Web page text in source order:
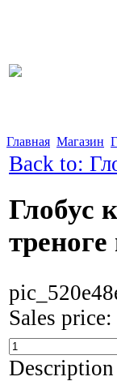
Главная Магазин
Back to:
Глобус
Sales price:
Description